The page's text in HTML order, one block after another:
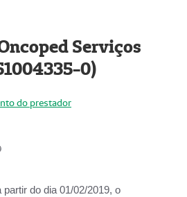
Serviços
0)
do prestador
partir do dia 01/02/2019, o